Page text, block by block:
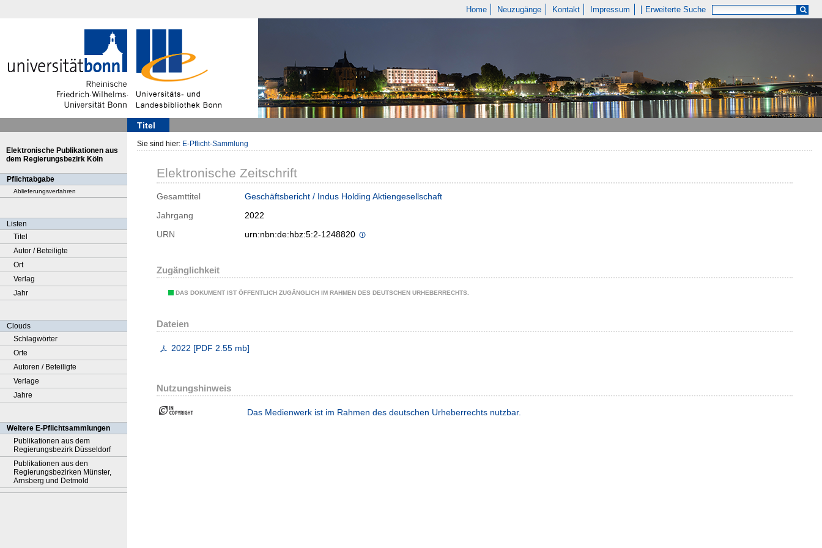
Home Neuzugänge Kontakt Impressum Erweiterte Suche
Titel
Elektronische Publikationen aus
dem Regierungsbezirk Köln
Pflichtabgabe
Ablieferungsverfahren
Listen
Titel
Autor / Beteiligte
Ort
Verlag
Jahr
Clouds
Schlagwörter
Orte
Autoren / Beteiligte
Verlage
Jahre
Weitere E-Pflichtsammlungen
Publikationen aus dem
Regierungsbezirk Düsseldorf
Publikationen aus den
Regierungsbezirken Münster,
Arnsberg und Detmold
Sie sind hier: E-Pflicht-Sammlung
Elektronische Zeitschrift
Gesamttitel
Geschäftsbericht / Indus Holding Aktiengesellschaft
Jahrgang
2022
URN
urn:nbn:de:hbz:5:2-1248820
Zugänglichkeit
DAS DOKUMENT IST ÖFFENTLICH ZUGÄNGLICH IM RAHMEN DES DEUTSCHEN URHEBERRECHTS.
Dateien
2022 [PDF 2.55 mb]
Nutzungshinweis
Das Medienwerk ist im Rahmen des deutschen Urheberrechts nutzbar.